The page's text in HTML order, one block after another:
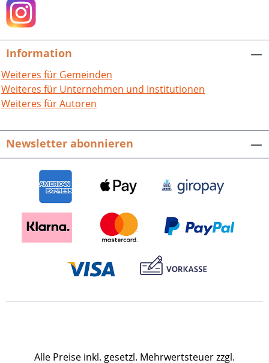
Information
Weiteres für Gemeinden
Weiteres für Unternehmen und Institutionen
Weiteres für Autoren
Newsletter abonnieren
Alle Preise inkl. gesetzl. Mehrwertsteuer zzgl.